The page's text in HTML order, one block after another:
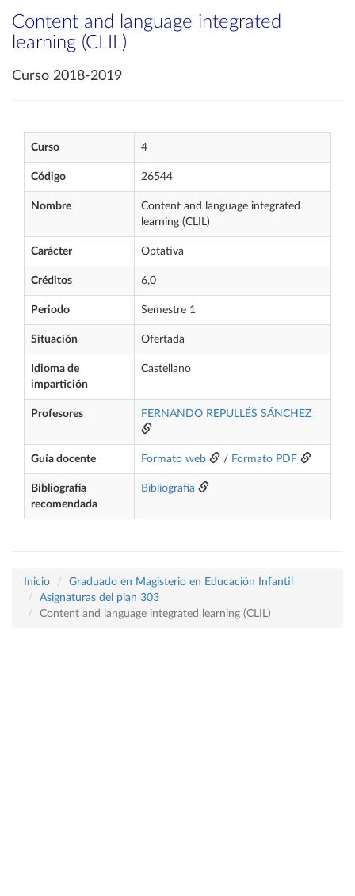
Content and language integrated
learning (CLIL)
Curso 2018-2019
Curso 4
Código 26544
Nombre
Content and language integrated
learning (CLIL)
Carácter Optativa
Créditos 6,0
Periodo Semestre 1
Situación Ofertada
Idioma de
impartición
Castellano
Profesores FERNANDO REPULLÉS SÁNCHEZ
Guía docente Formato web / Formato PDF
Bibliografía
recomendada
Bibliografía
Inicio
Graduado en Magisterio en Educación Infantil
Asignaturas del plan 303
Content and language integrated learning (CLIL)